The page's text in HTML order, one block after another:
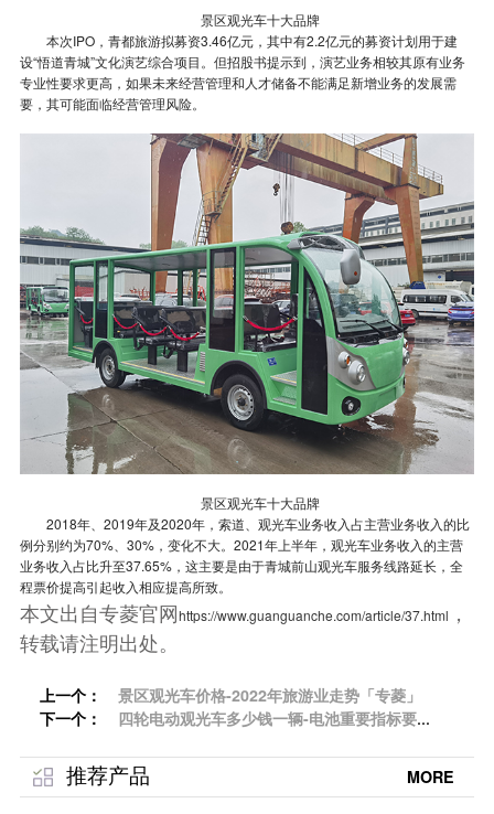
景区观光车十大品牌
本次IPO，青都旅游拟募资3.46亿元，其中有2.2亿元的募资计划用于建
设“悟道青城”文化演艺综合项目。但招股书提示到，演艺业务相较其原有业务
专业性要求更高，如果未来经营管理和人才储备不能满足新增业务的发展需
要，其可能面临经营管理风险。
景区观光车十大品牌
2018年、2019年及2020年，索道、观光车业务收入占主营业务收入的比
例分别约为70%、30%，变化不大。2021年上半年，观光车业务收入的主营
业务收入占比升至37.65%，这主要是由于青城前山观光车服务线路延长，全
程票价提高引起收入相应提高所致。
本文出自专菱官网https://www.guanguanche.com/article/37.html ，
转载请注明出处。
上一个：
景区观光车价格-2022年旅游业走势「专菱」
下一个：
四轮电动观光车多少钱一辆-电池重要指标要注
推荐产品 MORE